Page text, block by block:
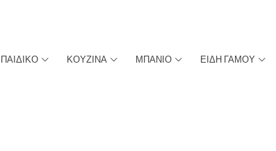
ΠΑΙΔΙΚΟ ΚΟΥΖΙΝΑ ΜΠΑΝΙΟ ΕΙΔΗ ΓΑΜΟΥ